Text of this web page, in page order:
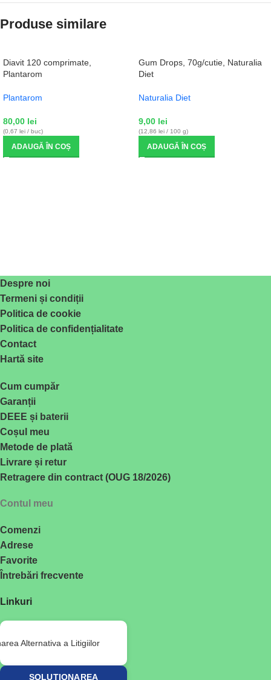
Produse similare
Diavit 120 comprimate,
Plantarom
Plantarom
80,00 lei
(0,67 lei / buc)
ADAUGĂ ÎN COȘ
Gum Drops, 70g/cutie, Naturalia
Diet
Naturalia Diet
9,00 lei
(12,86 lei / 100 g)
ADAUGĂ ÎN COȘ
Despre noi
Termeni și condiții
Politica de cookie
Politica de confidențialitate
Contact
Hartă site
Cum cumpăr
Garanții
DEEE și baterii
Coșul meu
Metode de plată
Livrare și retur
Retragere din contract (OUG 18/2026)
Contul meu
Comenzi
Adrese
Favorite
Întrebări frecvente
Linkuri
SOLUȚIONAREA